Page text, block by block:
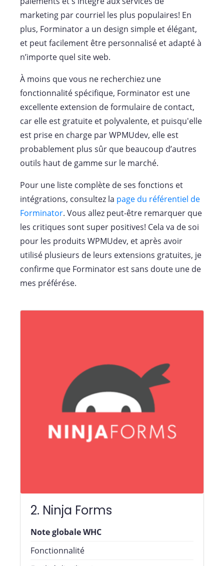
marketing par courriel les plus populaires! En
plus, Forminator a un design simple et élégant,
et peut facilement être personnalisé et adapté à
n’importe quel site web.
À moins que vous ne recherchiez une
fonctionnalité spécifique, Forminator est une
excellente extension de formulaire de contact,
car elle est gratuite et polyvalente, et puisqu'elle
est prise en charge par WPMUdev, elle est
probablement plus sûr que beaucoup d’autres
outils haut de gamme sur le marché.
Pour une liste complète de ses fonctions et
intégrations, consultez la page du référentiel de
Forminator. Vous allez peut-être remarquer que
les critiques sont super positives! Cela va de soi
pour les produits WPMUdev, et après avoir
utilisé plusieurs de leurs extensions gratuites, je
confirme que Forminator est sans doute une de
mes préférése.
2. Ninja Forms
Note globale WHC
Fonctionnalité